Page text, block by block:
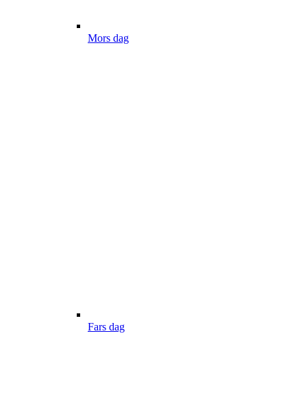
Mors dag
Fars dag